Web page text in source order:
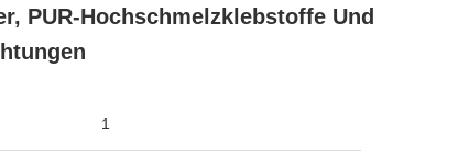
PUR-Hochschmelzklebstoffe Und
1